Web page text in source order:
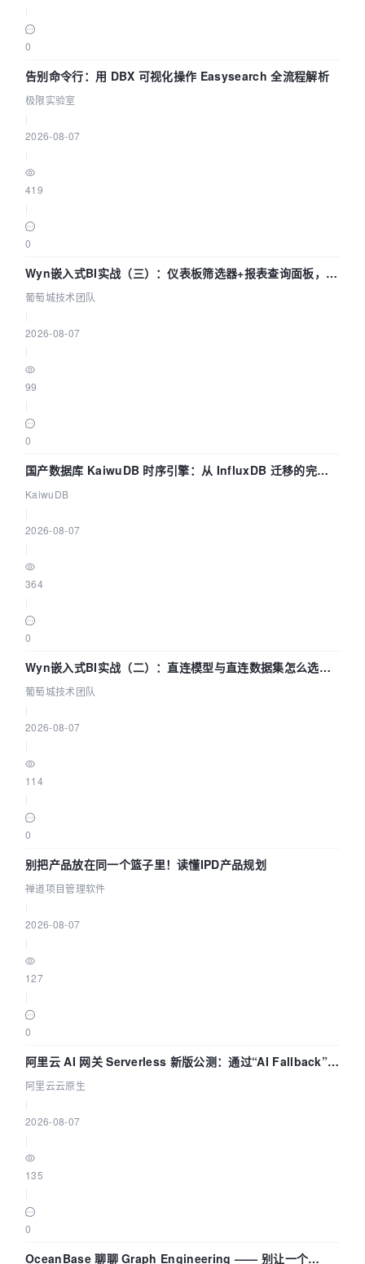
0
告别命令行：用 DBX 可视化操作 Easysearch 全流程解析
极限实验室
2026-08-07
419
0
Wyn嵌入式BI实战（三）：仪表板筛选器+报表查询面板，参
数联动全闭环
葡萄城技术团队
2026-08-07
99
0
国产数据库 KaiwuDB 时序引擎：从 InfluxDB 迁移的完整
技术路径
KaiwuDB
2026-08-07
364
0
Wyn嵌入式BI实战（二）：直连模型与直连数据集怎么选，
参数为什么不生效？| 葡萄城技术团队
葡萄城技术团队
2026-08-07
114
0
别把产品放在同一个篮子里！读懂IPD产品规划
禅道项目管理软件
2026-08-07
127
0
阿里云 AI 网关 Serverless 新版公测：通过“AI Fallback”与
拓扑可视化构建 AI 流量治理底座
阿里云云原生
2026-08-07
135
0
OceanBase 聊聊 Graph Engineering —— 别让一个